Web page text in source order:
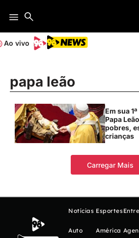
Ao vivo
papa leão
Em sua
Papa
pobres,
crianças
Carregar Mais
Notícias
Auto
Esportes
América